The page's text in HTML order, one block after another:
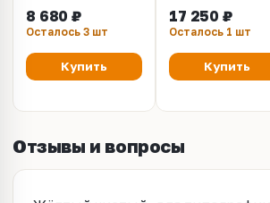
2552ci, 3252ci,
4002i, 5002i, 6002i
8 680 ₽
Осталось 3 шт
Купить
(302L793040,
302L793041,
302L793042,
302L793043,
302L793044)
17 250 ₽
Осталось 1 шт
Купить
Отзывы и вопросы